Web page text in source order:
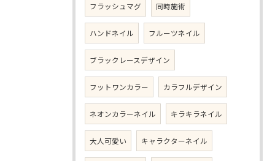
フラッシュマグ 同時施術
ハンドネイル フルーツネイル
ブラックレースデザイン
フットワンカラー カラフルデザイン
ネオンカラーネイル キラキラネイル
大人可愛い キャラクターネイル